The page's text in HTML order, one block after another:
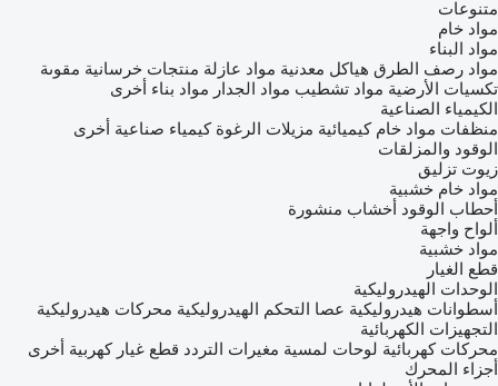
متنوعات
مواد خام
مواد البناء
مواد رصف الطرق هياكل معدنية مواد عازلة منتجات خرسانية مقوىة
تكسيات الأرضية مواد تشطيب مواد الجدار مواد بناء أخرى
الكيمياء الصناعية
منظفات مواد خام كيميائية مزيلات الرغوة كيمياء صناعية أخرى
الوقود والمزلقات
زيوت تزليق
مواد خام خشبية
أحطاب الوقود أخشاب منشورة
ألواح واجهة
مواد خشبية
قطع الغيار
الوحدات الهيدروليكية
أسطوانات هيدروليكية عصا التحكم الهيدروليكية محركات هيدروليكية
التجهيزات الكهربائية
محركات كهربائية لوحات لمسية مغيرات التردد قطع غيار كهربية أخرى
أجزاء المحرك